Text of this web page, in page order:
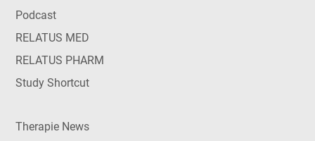
Podcast
RELATUS MED
RELATUS PHARM
Study Shortcut
Therapie News